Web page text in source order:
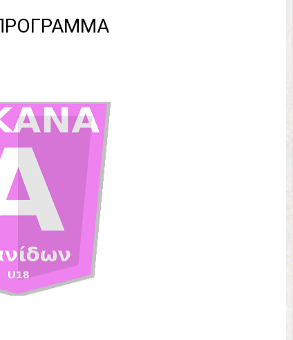
56 την Δραπετσώνα στον μικρό τελικό
NL 2 : ΑΥΡΙΟ ΚΥΡΙΑΚΗ 21.06.26 ΣΤΟ ΕΑΚ ΒΟΛΟΥ
στον τελικό 104-77 την Δραπετσώνα επανήλθε στην
ΣΗΜΕΡΑ ΑΕ ΡΕΝΤΗ ΔΡΑΠΕΤΣΩΝΑ ΔΑΣ (19.30) & ΕΡΜΗΣ
Ηλίας 77-73 μέσα στο Πέραμα την Φιλία
γραφείων της ΕΣΚΑΝΑ στον Δήμο Νίκαιας/Ρέντη
με Αρετσού ο Πανελευσινιακός 55-67 (video της
τιμήθηκε από το ΔΣ της ΕΣΚΑΝΑ για την κατάκτηση
ο Μανδραϊκός σε ματς θρίλερ με απίστευτη ανατροπή από